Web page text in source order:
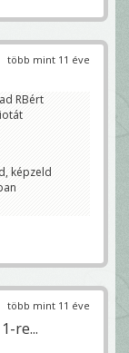
több mint 11 éve
RBért
képzeld
több mint 11 éve
re...